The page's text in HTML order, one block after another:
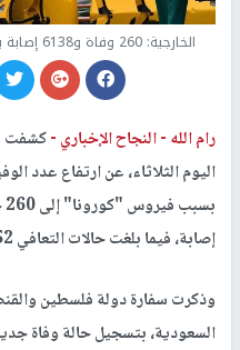
الخارجية: 260 وفاة و6138 إصابة بفيروس "كورونا" في صفوف جالياتنا
رام الله -النجاح الإخباري -كشفت
اليوم الثلاثاء، عن ارتفاع عدد
إصابة، فيما بلغت حالات التعافي 2052 حالة.
وذكرت سفارة دولة فلسطين
السعودية، بتسجيل حالة وفاة